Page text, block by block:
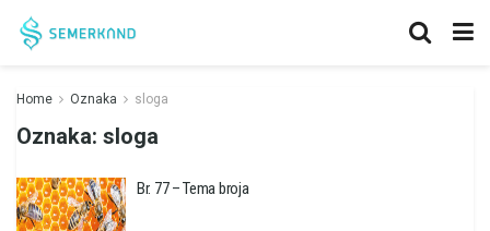
Home Oznaka sloga
Oznaka: sloga
Br. 77 – Tema broja